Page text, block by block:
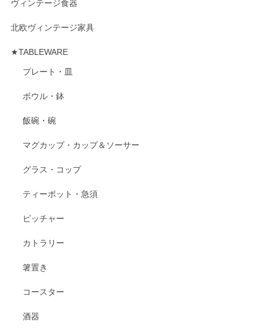
ヴィンテージ食器
北欧ヴィンテージ家具
★TABLEWARE
プレート・皿
ボウル・鉢
飯碗・碗
マグカップ・カップ＆ソーサー
グラス・コップ
ティーポット・急須
ピッチャー
カトラリー
箸置き
コースター
酒器